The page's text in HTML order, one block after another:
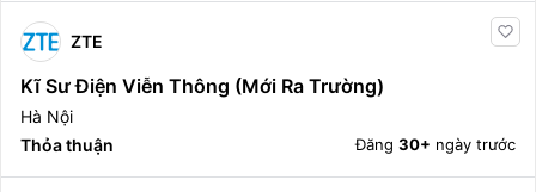
ZTE
Kĩ Sư Điện Viễn Thông (Mới Ra Trường)
Hà Nội
Thỏa thuận
Đăng 30+ ngày trước